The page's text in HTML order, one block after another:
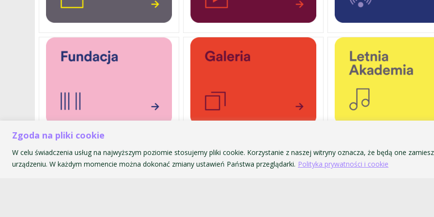
Zgoda na pliki cookie
W celu świadczenia usług na najwyższym poziomie stosujemy pliki cookie. Korzystanie z naszej witryny oznacza, że będą one
urządzeniu. W każdym momencie można dokonać zmiany ustawień Państwa przeglądarki. Polityka prywatności i cookie
Akademia Muzyczna im. Krzysztofa Pendereckiego w Krakowie
ul. św. Tomasza 43
OCHRONA DANYCH OSOBOWYCH
POLITYKA PRYWATNOŚCI I COOKIES